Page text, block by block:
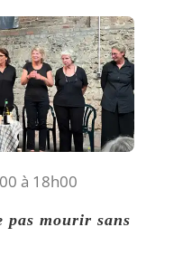
pas mourir sans
à 18h00